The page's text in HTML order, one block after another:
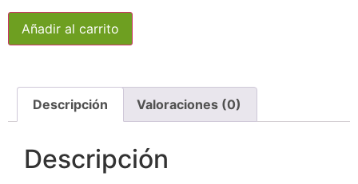
Añadir al carrito
Descripción Valoraciones (0)
Descripción